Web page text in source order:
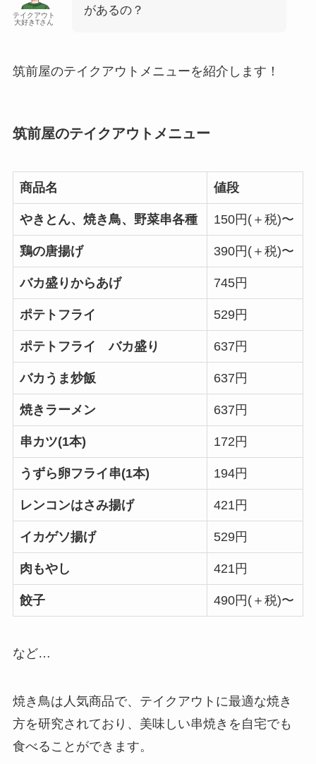
テイクアウト
大好きTさん
があるの？
筑前屋のテイクアウトメニューを紹介します！
筑前屋のテイクアウトメニュー
商品名 値段
やきとん、焼き鳥、野菜串各種 150円(＋税)〜
鶏の唐揚げ 390円(＋税)〜
バカ盛りからあげ 745円
ポテトフライ 529円
ポテトフライ バカ盛り 637円
バカうま炒飯 637円
焼きラーメン 637円
串カツ(1本) 172円
うずら卵フライ串(1本) 194円
レンコンはさみ揚げ 421円
イカゲソ揚げ 529円
肉もやし 421円
餃子 490円(＋税)〜
など…
焼き鳥は人気商品で、テイクアウトに最適な焼き
方を研究されており、美味しい串焼きを自宅でも
食べることができます。